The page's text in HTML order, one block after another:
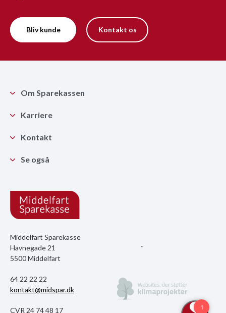
Bliv kunde Kontakt os
Middelfart Sparekasse
Havnegade 21
5500 Middelfart
64 22 22 22
kontakt@midspar.dk
CVR 24 74 48 17
Om Sparekassen
Karriere
Kontakt
Se også